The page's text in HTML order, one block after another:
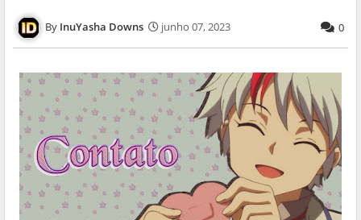
InuYasha Downs junho 07, 2023 0